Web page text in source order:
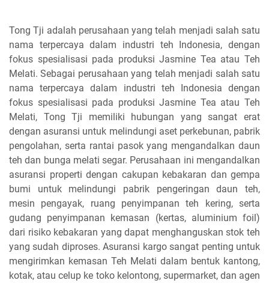
Tong Tji adalah perusahaan yang telah menjadi salah satu
nama terpercaya dalam industri teh Indonesia, dengan
fokus spesialisasi pada produksi Jasmine Tea atau Teh
Melati. Sebagai perusahaan yang telah menjadi salah satu
nama terpercaya dalam industri teh Indonesia dengan
fokus spesialisasi pada produksi Jasmine Tea atau Teh
Melati, Tong Tji memiliki hubungan yang sangat erat
dengan asuransi untuk melindungi aset perkebunan, pabrik
pengolahan, serta rantai pasok yang mengandalkan daun
teh dan bunga melati segar. Perusahaan ini mengandalkan
asuransi properti dengan cakupan kebakaran dan gempa
bumi untuk melindungi pabrik pengeringan daun teh,
mesin pengayak, ruang penyimpanan teh kering, serta
gudang penyimpanan kemasan (kertas, aluminium foil)
dari risiko kebakaran yang dapat menghanguskan stok teh
yang sudah diproses. Asuransi kargo sangat penting untuk
mengirimkan kemasan Teh Melati dalam bentuk kantong,
kotak, atau celup ke toko kelontong, supermarket, dan agen